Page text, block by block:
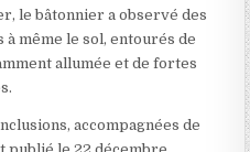
le bâtonnier a observé des
même le sol, entourés de
allumée et de fortes
accompagnées de